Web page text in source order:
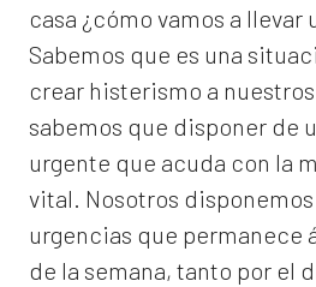
casa ¿cómo vamos a llevar
Sabemos que es una
crear histerismo a
sabemos que disponer de
urgente que acuda con la
vital. Nosotros
urgencias que permanece
de la semana, tanto por el